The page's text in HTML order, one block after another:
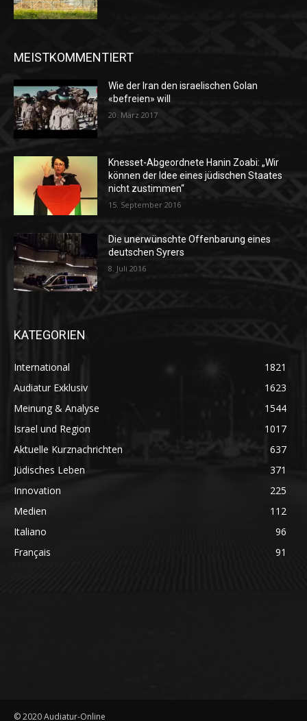
MEISTKOMMENTIERT
Wie der Iran den israelischen Golan
«befreien» will
20. März 2017
Knesset-Abgeordnete Hanin Zoabi: „Wir
können der Idee eines jüdischen Staates
nicht zustimmen“
15. September 2016
Die unerwünschte Offenbarung eines
deutschen Syrers
8. Juli 2016
KATEGORIEN
International
1821
Audiatur Exklusiv
1623
Meinung & Analyse
1544
Israel und Region
1017
Aktuelle Kurznachrichten
637
Jüdisches Leben
371
Innovation
225
Medien
112
Italiano
96
Français
91
© 2020 Audiatur-Online